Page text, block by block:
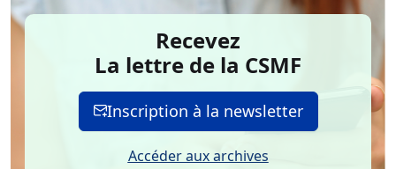
Recevez
La lettre de la CSMF
Inscription à la newsletter
Accéder aux archives